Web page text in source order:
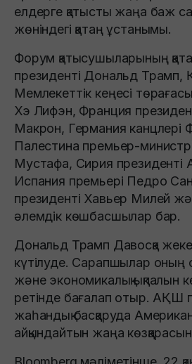
елдерге қатысты жаңа баж
жөніндегі қатаң ұстанымы.
Форум қатысушыларының
президенті Дональд Трамп,
Мемлекеттік кеңесі
Хэ Лифэн, Франция
Макрон, Германия канцлері
Палестина премьер-
Мустафа, Сирия
Испания премьері Педро
президенті Хавьер Милей
әлемдік көшбасшылар бар.
Дональд Трамп Давосқа жеке
күтілуде. Сарапшылар оның
және экономикалық ықпалын
ретінде бағалап отыр. АҚШ
жаһандық басқаруда
айқындайтын жаңа